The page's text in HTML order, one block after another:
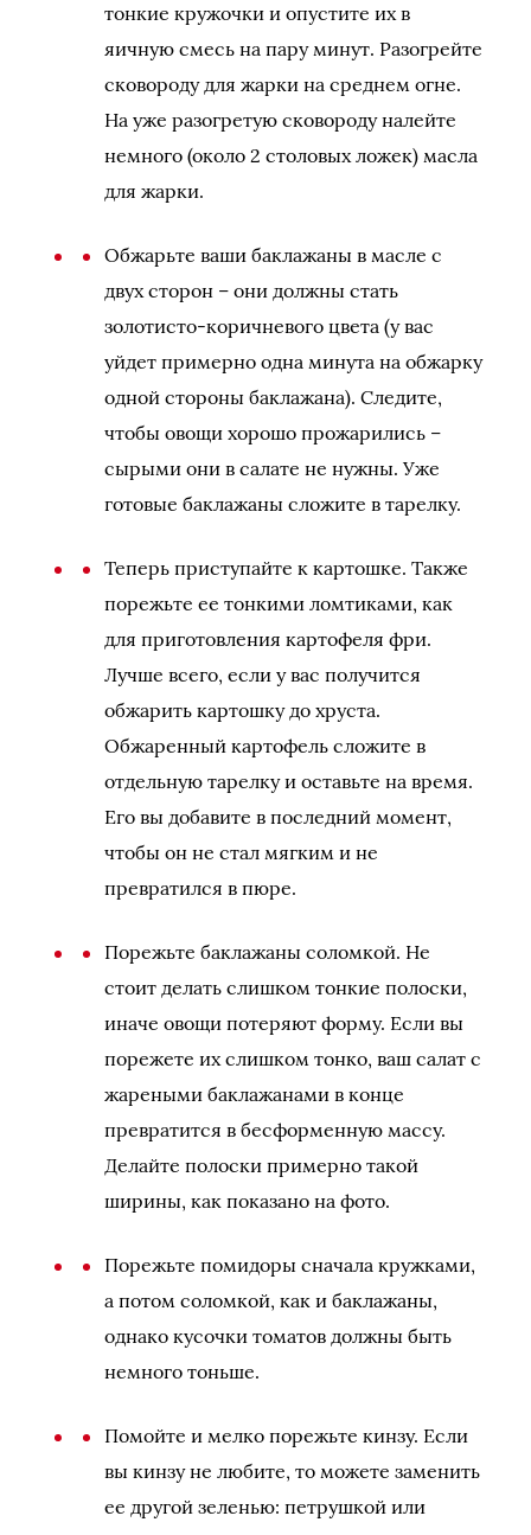
тонкие кружочки и опустите их в
яичную смесь на пару минут. Разогрейте
сковороду для жарки на среднем огне.
На уже разогретую сковороду налейте
немного (около 2 столовых ложек) масла
для жарки.
Обжарьте ваши баклажаны в масле с
двух сторон – они должны стать
золотисто-коричневого цвета (у вас
уйдет примерно одна минута на обжарку
одной стороны баклажана). Следите,
чтобы овощи хорошо прожарились –
сырыми они в салате не нужны. Уже
готовые баклажаны сложите в тарелку.
Теперь приступайте к картошке. Также
порежьте ее тонкими ломтиками, как
для приготовления картофеля фри.
Лучше всего, если у вас получится
обжарить картошку до хруста.
Обжаренный картофель сложите в
отдельную тарелку и оставьте на время.
Его вы добавите в последний момент,
чтобы он не стал мягким и не
превратился в пюре.
Порежьте баклажаны соломкой. Не
стоит делать слишком тонкие полоски,
иначе овощи потеряют форму. Если вы
порежете их слишком тонко, ваш салат с
жареными баклажанами в конце
превратится в бесформенную массу.
Делайте полоски примерно такой
ширины, как показано на фото.
Порежьте помидоры сначала кружками,
а потом соломкой, как и баклажаны,
однако кусочки томатов должны быть
немного тоньше.
Помойте и мелко порежьте кинзу. Если
вы кинзу не любите, то можете заменить
ее другой зеленью: петрушкой или